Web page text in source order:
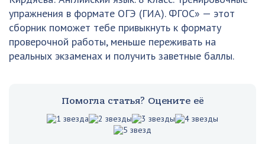
упражнения в формате ОГЭ (ГИА). ФГОС» — этот
сборник поможет тебе привыкнуть к формату
проверочной работы, меньше переживать на
реальных экзаменах и получить заветные баллы.
Помогла статья? Оцените её